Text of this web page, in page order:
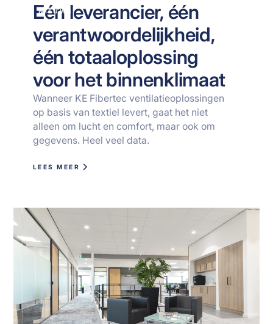
NIEUWS
Eén leverancier, één
verantwoordelijkheid,
één totaaloplossing
voor het binnenklimaat
Wanneer KE Fibertec ventilatieoplossingen
op basis van textiel levert, gaat het niet
alleen om lucht en comfort, maar ook om
gegevens. Heel veel data.
LEES MEER